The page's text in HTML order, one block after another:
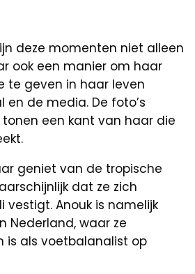
deze momenten niet alleen
ook een manier om haar
te geven in haar leven
de media. De foto’s
een kant van haar die
geniet van de tropische
dat ze zich
vestigt. Anouk is namelijk
Nederland, waar ze
is als voetbalanalist op